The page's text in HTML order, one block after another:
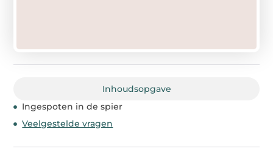
Inhoudsopgave
Ingespoten in de spier
Veelgestelde vragen